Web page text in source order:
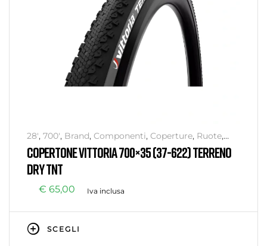
28', 700', Brand, Componenti, Coperture, Ruote,
Senza categoria,VITTORIA
COPERTONE VITTORIA 700×35 (37-622) TERRENO
DRY TNT
€ 65,00 Iva inclusa
SCEGLI